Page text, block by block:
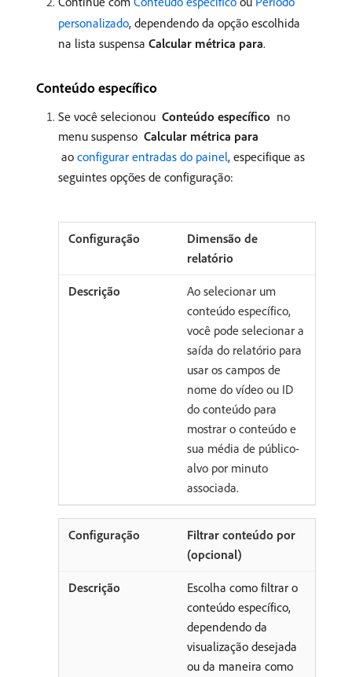
personalizado, dependendo da opção escolhida
na lista suspensa Calcular métrica para.
Conteúdo específico
Se você selecionou Conteúdo específico no
menu suspenso Calcular métrica para
ao configurar entradas do painel, especifique as
seguintes opções de configuração:
Dimensão de
relatório
Ao selecionar um
conteúdo específico,
você pode selecionar a
saída do relatório para
usar os campos de
nome do vídeo ou ID
do conteúdo para
mostrar o conteúdo e
sua média de público-
alvo por minuto
associada.
Filtrar conteúdo por
(opcional)
Escolha como filtrar o
conteúdo específico,
dependendo da
visualização desejada
ou da maneira como